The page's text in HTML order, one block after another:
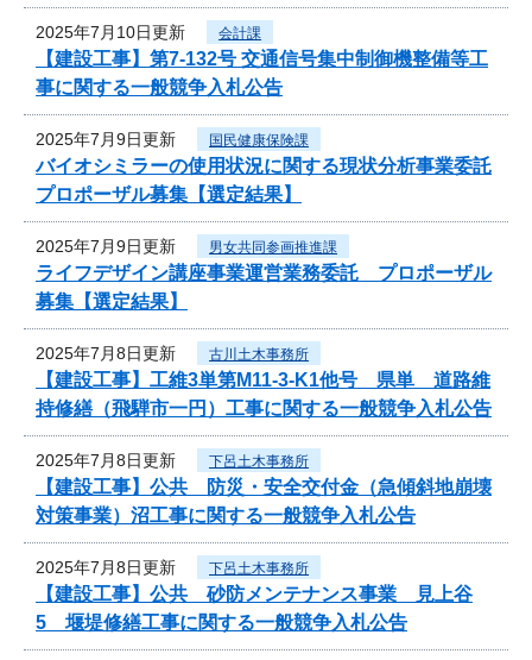
2025年7月10日更新 会計課
【建設工事】第7-132号 交通信号集中制御機整備等工
事に関する一般競争入札公告
2025年7月9日更新 国民健康保険課
バイオシミラーの使用状況に関する現状分析事業委託
プロポーザル募集【選定結果】
2025年7月9日更新 男女共同参画推進課
ライフデザイン講座事業運営業務委託 プロポーザル
募集【選定結果】
2025年7月8日更新 古川土木事務所
【建設工事】工維3単第M11-3-K1他号 県単 道路維
持修繕（飛騨市一円）工事に関する一般競争入札公告
2025年7月8日更新 下呂土木事務所
【建設工事】公共 防災・安全交付金（急傾斜地崩壊
対策事業）沼工事に関する一般競争入札公告
2025年7月8日更新 下呂土木事務所
【建設工事】公共 砂防メンテナンス事業 見上谷
5 堰堤修繕工事に関する一般競争入札公告